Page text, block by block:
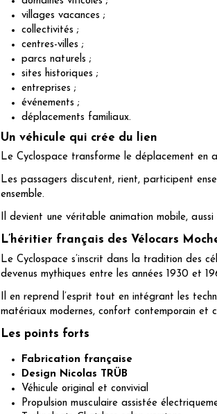
villages vacances ;
collectivités ;
centres-villes ;
parcs naturels ;
sites historiques ;
entreprises ;
événements ;
déplacements familiaux.
Un véhicule qui crée du lien
Le Cyclospace transforme le déplacement en
Les passagers discutent, rient, participent
ensemble.
Il devient une véritable animation mobile,
L’héritier français des Vélocars
Le Cyclospace s’inscrit dans la tradition des
devenus mythiques entre les années 1930 et
Il en reprend l’esprit tout en intégrant les
matériaux modernes, confort contemporain et
Les points forts
Fabrication française
Design Nicolas TRÜB
Véhicule original et convivial
Propulsion musculaire assistée